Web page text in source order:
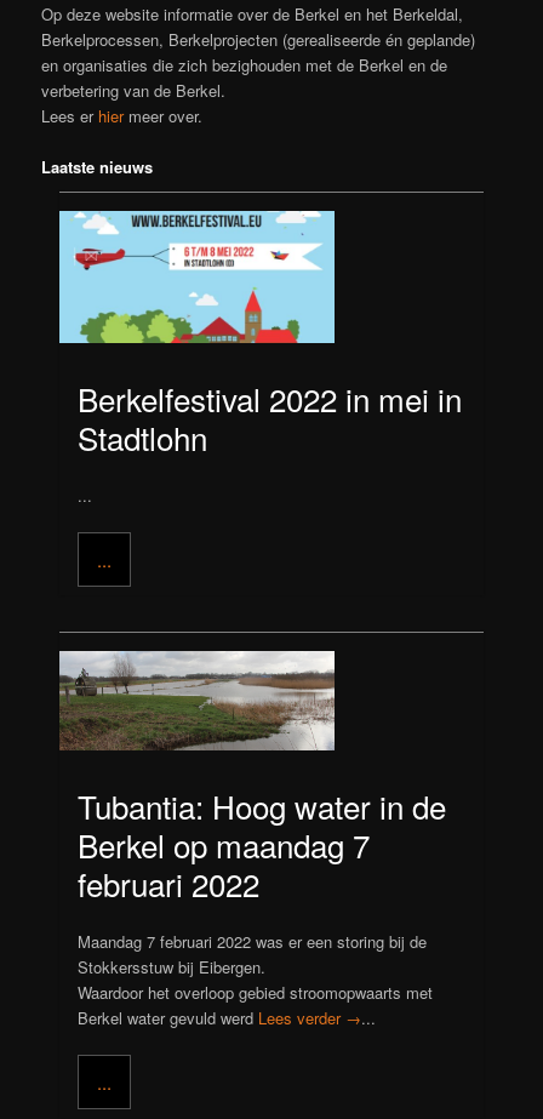
Op deze website informatie over de Berkel en het Berkeldal,
Berkelprocessen, Berkelprojecten (gerealiseerde én geplande)
en organisaties die zich bezighouden met de Berkel en de
verbetering van de Berkel.
Lees er hiermeer over.
Laatste nieuws
Berkelfestival 2022 in mei in
Stadtlohn
...
...
Tubantia: Hoog water in de
Berkel op maandag 7
februari 2022
Maandag 7 februari 2022 was er een storing bij de
Stokkersstuw bij Eibergen.
Waardoor het overloop gebied stroomopwaarts met
Berkel water gevuld werd Lees verder →...
...